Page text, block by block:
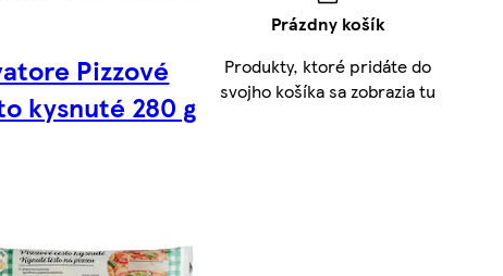
Pizzové
kysnuté 280 g
Prázdny košík
Produkty, ktoré pridáte do
svojho košíka sa zobrazia tu